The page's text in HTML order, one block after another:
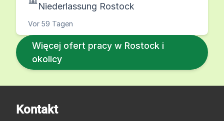
Niederlassung Rostock
Vor 59 Tagen
Więcej ofert pracy w Rostock i
okolicy
Kontakt